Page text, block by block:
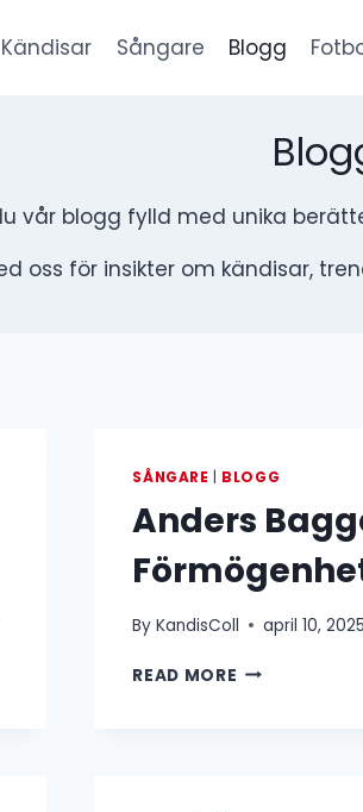
Kändisar Sångare Blogg
vår blogg fylld med unika
oss för insikter om kändisar,
SÅNGARE BLOGG
Anders
By KandisColl april 10, 2025
READ MORE ANDERS